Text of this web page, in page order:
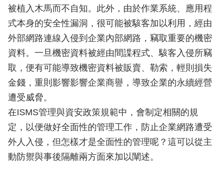
被植入木馬而不自知。此外，由於作業系統、應用程
式本身的安全性漏洞，很可能被駭客加以利用，經由
外部網路連線入侵到企業內部網路，竊取重要的機密
資料。一旦機密資料被經由間諜程式、駭客入侵所竊
取，便有可能導致機密資料被販賣、勒索，輕則損失
金錢，重則影響影響企業商譽，導致企業的永續經營
遭受威脅。
在ISMS管理與資安政策規範中，會制定相關的規
定，以便做好全面性的管理工作，防止企業網路遭受
外人入侵，但怎樣才是全面性的管理呢？這可以從主
動防禦與事後隔離兩方面來加以闡述。